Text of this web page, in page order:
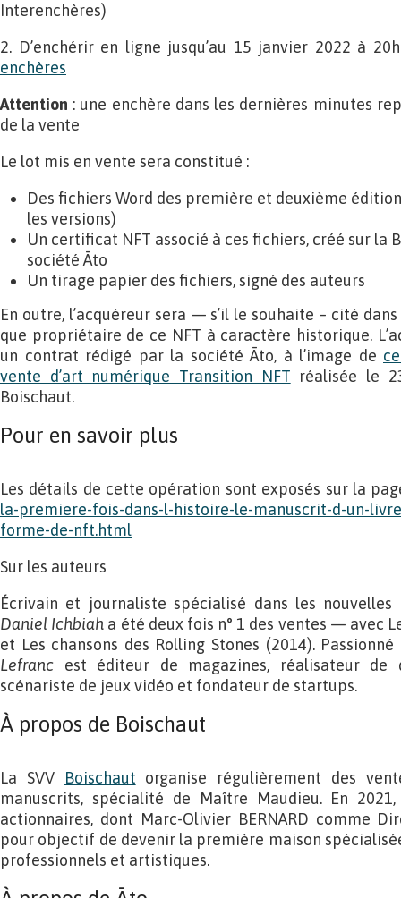
Interenchères)
2. D’enchérir en ligne jusqu’au 15 janvier 2022 à
enchères
Attention : une enchère dans les dernières minutes
de la vente
Le lot mis en vente sera constitué :
Des fichiers Word des première et deuxième
les versions)
Un certificat NFT associé à ces fichiers, créé sur la
société Āto
Un tirage papier des fichiers, signé des auteurs
En outre, l’acquéreur sera — s’il le souhaite – cité
que propriétaire de ce NFT à caractère historique.
un contrat rédigé par la société Āto, à l’image de
vente d’art numérique Transition NFT réalisée le
Boischaut.
Pour en savoir plus
Les détails de cette opération sont exposés sur la
la-premiere-fois-dans-l-histoire-le-manuscrit-d-un-
forme-de-nft.html
Sur les auteurs
Écrivain et journaliste spécialisé dans les
Daniel Ichbiah a été deux fois n° 1 des ventes — avec
et Les chansons des Rolling Stones (2014).
Lefranc est éditeur de magazines, réalisateur de
scénariste de jeux vidéo et fondateur de startups.
À propos de Boischaut
La SVV Boischaut organise régulièrement des
manuscrits, spécialité de Maître Maudieu. En
actionnaires, dont Marc-Olivier BERNARD comme
pour objectif de devenir la première maison
professionnels et artistiques.